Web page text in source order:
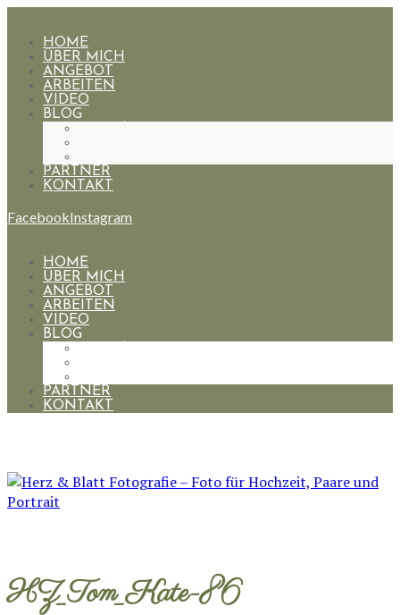
HOME
ÜBER MICH
ANGEBOT
ARBEITEN
VIDEO
BLOG
PARTNER
KONTAKT
FacebookInstagram
HOME
ÜBER MICH
ANGEBOT
ARBEITEN
VIDEO
BLOG
PARTNER
KONTAKT
HZ_Tom_Kate-86